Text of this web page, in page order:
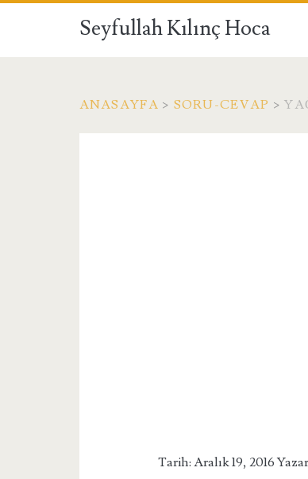
Seyfullah Kılınç Hoca
ANASAYFA > SORU-CEVAP >
Tarih: Aralık 19, 2016